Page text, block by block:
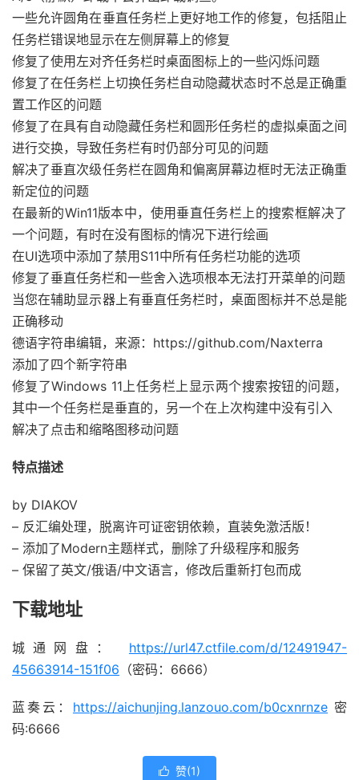
一些允许圆角在垂直任务栏上更好地工作的修复，包括阻止
任务栏错误地显示在左侧屏幕上的修复
修复了使用左对齐任务栏时桌面图标上的一些闪烁问题
修复了在任务栏上切换任务栏自动隐藏状态时不总是正确重
置工作区的问题
修复了在具有自动隐藏任务栏和圆形任务栏的虚拟桌面之间
进行交换，导致任务栏有时仍部分可见的问题
解决了垂直次级任务栏在圆角和偏离屏幕边框时无法正确重
新定位的问题
在最新的Win11版本中，使用垂直任务栏上的搜索框解决了
一个问题，有时在没有图标的情况下进行绘画
在UI选项中添加了禁用S11中所有任务栏功能的选项
修复了垂直任务栏和一些舍入选项根本无法打开菜单的问题
当您在辅助显示器上有垂直任务栏时，桌面图标并不总是能
正确移动
德语字符串编辑，来源：https://github.com/Naxterra
添加了四个新字符串
修复了Windows 11上任务栏上显示两个搜索按钮的问题，
其中一个任务栏是垂直的，另一个在上次构建中没有引入
解决了点击和缩略图移动问题
特点描述
by DIAKOV
– 反汇编处理，脱离许可证密钥依赖，直装免激活版！
– 添加了Modern主题样式，删除了升级程序和服务
– 保留了英文/俄语/中文语言，修改后重新打包而成
下载地址
城通网盘： https://url47.ctfile.com/d/12491947-
45663914-151f06 （密码：6666）
蓝奏云： https://aichunjing.lanzouo.com/b0cxnrnze 密
码:6666
 赞(1)